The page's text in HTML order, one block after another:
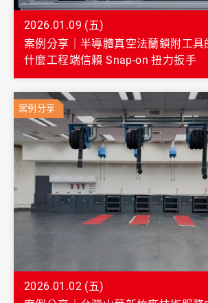
2026.01.09 (五)
案例分享｜半導體真空法蘭鎖附工具
什麼工程端信賴 Snap-on 扭力扳手
案例分享
2026.01.02 (五)